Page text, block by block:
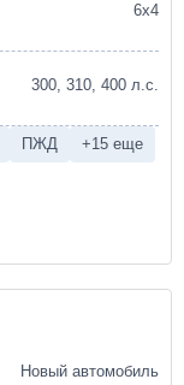
6х4
300, 310, 400 л.с.
ПЖД +15 еще
Новый автомобиль